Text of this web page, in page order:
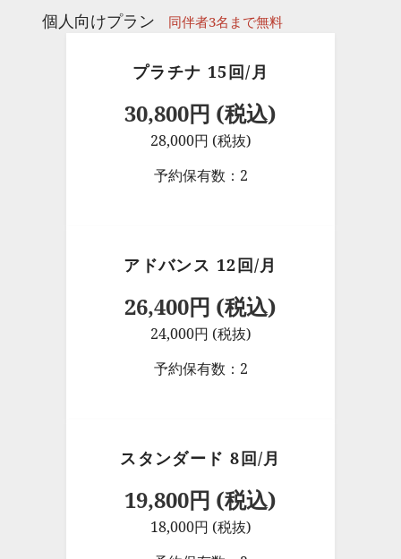
個人向けプラン 同伴者3名まで無料
プラチナ 15回/月
30,800円 (税込)
28,000円 (税抜)
予約保有数：2
アドバンス 12回/月
26,400円 (税込)
24,000円 (税抜)
予約保有数：2
スタンダード 8回/月
19,800円 (税込)
18,000円 (税抜)